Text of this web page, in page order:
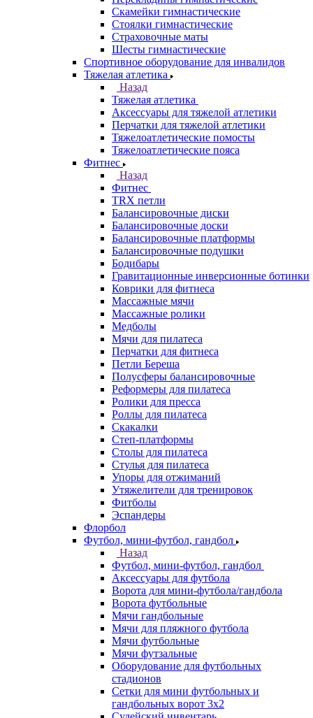
Скамейки гимнастические
Стоялки гимнастические
Страховочные маты
Шесты гимнастические
Спортивное оборудование для инвалидов
Тяжелая атлетика
Назад
Тяжелая атлетика
Аксессуары для тяжелой атлетики
Перчатки для тяжелой атлетики
Тяжелоатлетические помосты
Тяжелоатлетические пояса
Фитнес
Назад
Фитнес
TRX петли
Балансировочные диски
Балансировочные доски
Балансировочные платформы
Балансировочные подушки
Бодибары
Гравитационные инверсионные ботинки
Коврики для фитнеса
Массажные мячи
Массажные ролики
Медболы
Мячи для пилатеса
Перчатки для фитнеса
Петли Береша
Полусферы балансировочные
Реформеры для пилатеса
Ролики для пресса
Роллы для пилатеса
Скакалки
Степ-платформы
Столы для пилатеса
Стулья для пилатеса
Упоры для отжиманий
Утяжелители для тренировок
Фитболы
Эспандеры
Флорбол
Футбол, мини-футбол, гандбол
Назад
Футбол, мини-футбол, гандбол
Аксессуары для футбола
Ворота для мини-футбола/гандбола
Ворота футбольные
Мячи гандбольные
Мячи для пляжного футбола
Мячи футбольные
Мячи футзальные
Оборудование для футбольных
стадионов
Сетки для мини футбольных и
гандбольных ворот 3х2